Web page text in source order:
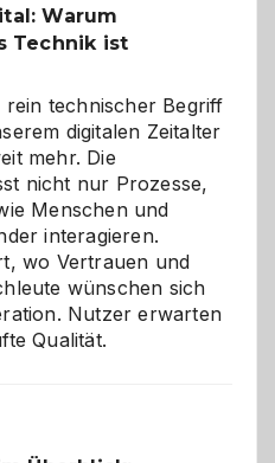
Warum
Technik ist
technischer Begriff
digitalen Zeitalter
mehr. Die
nicht nur Prozesse,
Menschen und
interagieren.
wo Vertrauen und
wünschen sich
Nutzer erwarten
Qualität.